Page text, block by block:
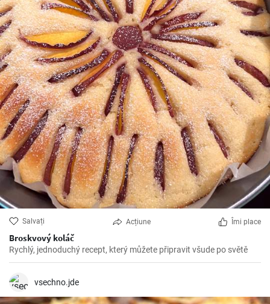
Salvați Acțiune Îmi place
Broskvový koláč
Rychlý, jednoduchý recept, který můžete připravit všude po světě
vsechno.jde